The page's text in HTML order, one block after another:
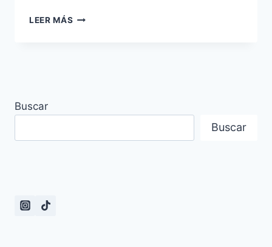
LEER MÁS RESEÑA
Buscar
Buscar